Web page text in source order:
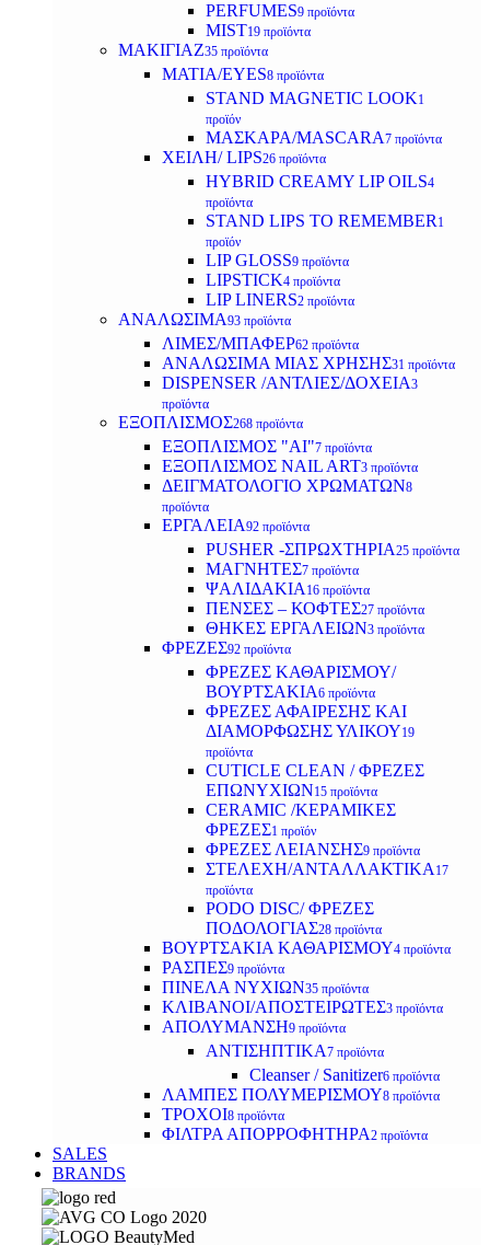
PERFUMES9 προϊόντα
MIST19 προϊόντα
ΜΑΚΙΓΙΑΖ35 προϊόντα
ΜΑΤΙΑ/EYES8 προϊόντα
STAND MAGNETIC LOOK1
προϊόν
ΜΑΣΚΑΡΑ/MASCARA7 προϊόντα
ΧΕΙΛΗ/ LIPS26 προϊόντα
HYBRID CREAMY LIP OILS4
προϊόντα
STAND LIPS TO REMEMBER 1
προϊόν
LIP GLOSS9 προϊόντα
LIPSTICK4 προϊόντα
LIP LINERS2 προϊόντα
ΑΝΑΛΩΣΙΜΑ93 προϊόντα
ΛΙΜΕΣ/ΜΠΑΦΕΡ62 προϊόντα
ΑΝΑΛΩΣΙΜΑ ΜΙΑΣ ΧΡΗΣΗΣ31 προϊόντα
DISPENSER /ΑΝΤΛΙΕΣ/ΔΟΧΕΙΑ3
προϊόντα
ΕΞΟΠΛΙΣΜΟΣ268 προϊόντα
ΕΞΟΠΛΙΣΜΟΣ "AI"7 προϊόντα
ΕΞΟΠΛΙΣΜΟΣ NAIL ART3 προϊόντα
ΔΕΙΓΜΑΤΟΛΟΓΙΟ ΧΡΩΜΑΤΩΝ8
προϊόντα
ΕΡΓΑΛΕΙΑ92 προϊόντα
PUSHER -ΣΠΡΩΧΤΗΡΙΑ25 προϊόντα
ΜΑΓΝΗΤΕΣ7 προϊόντα
ΨΑΛΙΔΑΚΙΑ 16 προϊόντα
ΠΕΝΣΕΣ – ΚΟΦΤΕΣ27 προϊόντα
ΘΗΚΕΣ ΕΡΓΑΛΕΙΩΝ3 προϊόντα
ΦΡΕΖΕΣ92 προϊόντα
ΦΡΕΖΕΣ ΚΑΘΑΡΙΣΜΟΥ/
ΒΟΥΡΤΣΑΚΙΑ6 προϊόντα
ΦΡΕΖΕΣ ΑΦΑΙΡΕΣΗΣ ΚΑΙ
ΔΙΑΜΟΡΦΩΣΗΣ ΥΛΙΚΟΥ19
προϊόντα
CUTICLE CLEAN / ΦΡΕΖΕΣ
ΕΠΩΝΥΧΙΩΝ15 προϊόντα
CERAMIC /ΚΕΡΑΜΙΚΕΣ
ΦΡΕΖΕΣ1 προϊόν
ΦΡΕΖΕΣ ΛΕΙΑΝΣΗΣ9 προϊόντα
ΣΤΕΛΕΧΗ/ΑΝΤΑΛΛΑΚΤΙΚΑ 17
προϊόντα
PODO DISC/ ΦΡΕΖΕΣ
ΠΟΔΟΛΟΓΙΑΣ28 προϊόντα
ΒΟΥΡΤΣΑΚΙΑ ΚΑΘΑΡΙΣΜΟΥ4 προϊόντα
ΡΑΣΠΕΣ9 προϊόντα
ΠΙΝΕΛΑ ΝΥΧΙΩΝ35 προϊόντα
ΚΛΙΒΑΝΟΙ/ΑΠΟΣΤΕΙΡΩΤΕΣ3 προϊόντα
ΑΠΟΛΥΜΑΝΣΗ9 προϊόντα
ΑΝΤΙΣΗΠΤΙΚΑ7 προϊόντα
Cleanser / Sanitizer6 προϊόντα
ΛΑΜΠΕΣ ΠΟΛΥΜΕΡΙΣΜΟΥ8 προϊόντα
ΤΡΟΧΟΙ8 προϊόντα
ΦΙΛΤΡΑ ΑΠΟΡΡΟΦΗΤΗΡΑ2 προϊόντα
SALES
BRANDS